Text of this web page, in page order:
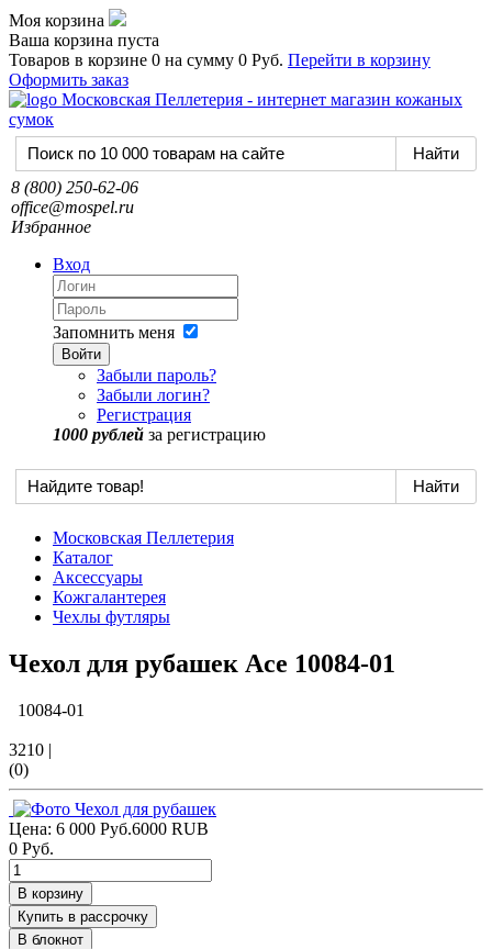
Моя корзина
Ваша корзина пуста
Товаров в корзине 0 на сумму 0 Руб. Перейти в корзину
Оформить заказ
8 (800) 250-62-06
office@mospel.ru
Избранное
Вход
Запомнить меня
Войти
Забыли пароль?
Забыли логин?
Регистрация
1000 рублей за регистрацию
Московская Пеллетерия
Каталог
Аксессуары
Кожгалантерея
Чехлы футляры
Чехол для рубашек Ace 10084-01
10084-01
3210 |
(0)
Цена: 6 000 Руб.6000 RUB
0 Руб.
В корзину
Купить в рассрочку
В блокнот